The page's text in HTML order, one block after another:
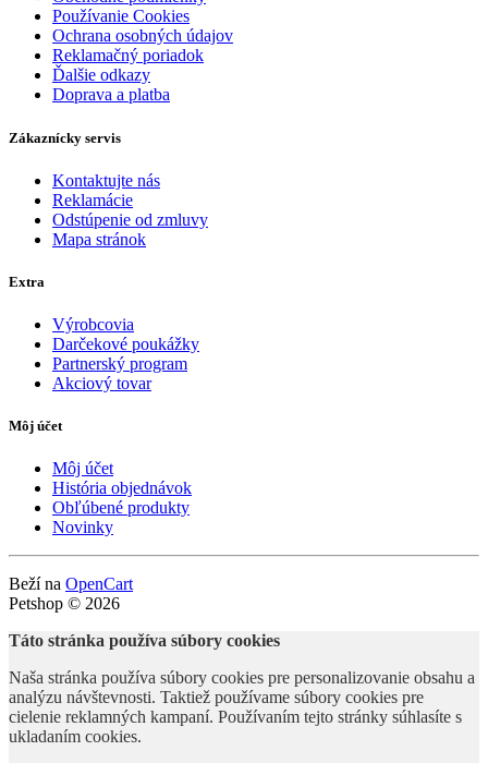
Používanie Cookies
Ochrana osobných údajov
Reklamačný poriadok
Ďalšie odkazy
Doprava a platba
Zákaznícky servis
Kontaktujte nás
Reklamácie
Odstúpenie od zmluvy
Mapa stránok
Extra
Výrobcovia
Darčekové poukážky
Partnerský program
Akciový tovar
Môj účet
Môj účet
História objednávok
Obľúbené produkty
Novinky
Beží na OpenCart
Petshop © 2026
Táto stránka používa súbory cookies
Naša stránka používa súbory cookies pre personalizovanie obsahu a
analýzu návštevnosti. Taktiež používame súbory cookies pre
cielenie reklamných kampaní. Používaním tejto stránky súhlasíte s
ukladaním cookies.